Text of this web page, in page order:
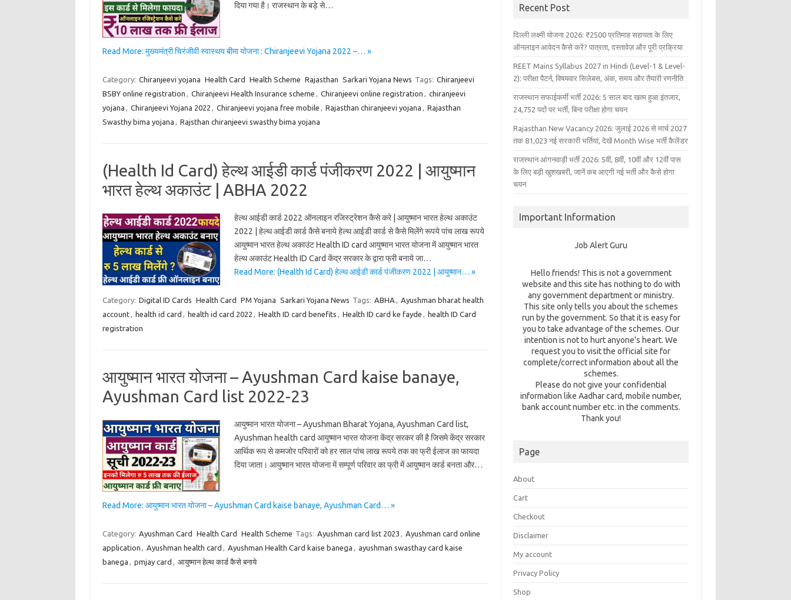
दिया गया है। राजस्थान के बड़े से…
Read More: मुख्यमंत्री चिरंजीवी स्वास्थय बीमा योजना : Chiranjeevi Yojana 2022 –… »
Category: Chiranjeevi yojana Health Card Health Scheme Rajasthan Sarkari Yojana News Tags: Chiranjeevi
BSBY online registration
Chiranjeevi Health Insurance scheme Chiranjeevi online registration
chiranjeevi
yojana
Chiranjeevi Yojana 2022 Chiranjeevi yojana free mobile Rajasthan chiranjeevi yojana
Rajasthan
Swasthy bima yojana
Rajsthan chiranjeevi swasthy bima yojana
(Health Id Card) हेल्थ आईडी कार्ड पंजीकरण 2022 | आयुष्मान
भारत हेल्थ अकाउंट | ABHA 2022
हेल्थ आईडी कार्ड 2022 ऑनलाइन रजिस्ट्रेशन कैसे करे | आयुष्मान भारत हेल्थ अकाउंट
2022 | हेल्थ आईडी कार्ड कैसे बनाये हेल्थ आईडी कार्ड से कैसे मिलेंगे रूपये पांच लाख रूपये
आयुष्मान भारत हेल्थ अकाउंट Health ID card आयुष्मान भारत योजना में आयुष्मान भारत
हेल्थ अकाउंट Health ID Card केंद्र सरकार के द्वारा फ्री बनाये जा…
Read More: (Health Id Card) हेल्थ आईडी कार्ड पंजीकरण 2022 | आयुष्मान… »
Category: Digital ID Cards Health Card PM Yojana Sarkari Yojana News Tags: ABHA
Ayushman bharat health
account
health id card health id card 2022 Health ID card benefits Health ID card ke fayde
health ID Card
registration
आयुष्मान भारत योजना – Ayushman Card kaise banaye,
Ayushman Card list 2022-23
आयुष्मान भारत योजना – Ayushman Bharat Yojana, Ayushman Card list,
Ayushman health card आयुष्मान भारत योजना केंद्र सरकर की है जिसमे केंद्र सरकार
आर्थिक रूप से कमजोर परिवारों को हर साल पांच लाख रूपये तक का फ्री ईलाज का फायदा
दिया जाता। आयुष्मान भारत योजना में सम्पूर्ण परिवार का फ्री में आयुष्मान कार्ड बनता और…
Read More: आयुष्मान भारत योजना – Ayushman Card kaise banaye, Ayushman Card… »
Category: Ayushman Card Health Card Health Scheme Tags: Ayushman card list 2023 , Ayushman card online
application , Ayushman health card , Ayushman Health Card kaise banega , ayushman swasthay card kaise
banega , pmjay card , आयुष्मान हेल्थ कार्ड कैसे बनाये
Recent Post
दिल्ली लक्ष्मी योजना 2026: ₹2500 प्रतिमाह सहायता के लिए
ऑनलाइन आवेदन कैसे करें? पात्रता, दस्तावेज़ और पूरी प्रक्रिया
REET Mains Syllabus 2027 in Hindi (Level-1 & Level-
2): परीक्षा पैटर्न, विषयवार सिलेबस, अंक, समय और तैयारी रणनीति
राजस्थान सफाईकर्मी भर्ती 2026: 5 साल बाद खत्म हुआ इंतजार,
24,752 पदों पर भर्ती, बिना परीक्षा होगा चयन
Rajasthan New Vacancy 2026: जुलाई 2026 से मार्च 2027
तक 81,023 नई सरकारी भर्तियां, देखें Month Wise भर्ती कैलेंडर
राजस्थान आंगनवाड़ी भर्ती 2026: 5वीं, 8वीं, 10वीं और 12वीं पास
के लिए बड़ी खुशखबरी, जानें कब आएगी नई भर्ती और कैसे होगा
चयन
Important Information
Job Alert Guru
Hello friends! This is not a government
website and this site has nothing to do with
any government department or ministry.
This site only tells you about the schemes
run by the government. So that it is easy for
you to take advantage of the schemes. Our
intention is not to hurt anyone's heart. We
request you to visit the official site for
complete/correct information about all the
schemes.
Please do not give your confidential
information like Aadhar card, mobile number,
bank account number etc. in the comments.
Thank you!
Page
About
Cart
Checkout
Disclaimer
My account
Privacy Policy
Shop